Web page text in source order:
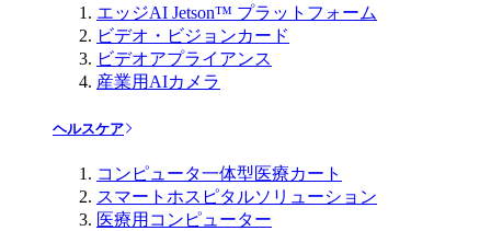
エッジAI Jetson™ プラットフォーム
ビデオ・ビジョンカード
ビデオアプライアンス
産業用AIカメラ
ヘルスケア
コンピュータ一体型医療カート
スマートホスピタルソリューション
医療用コンピューター